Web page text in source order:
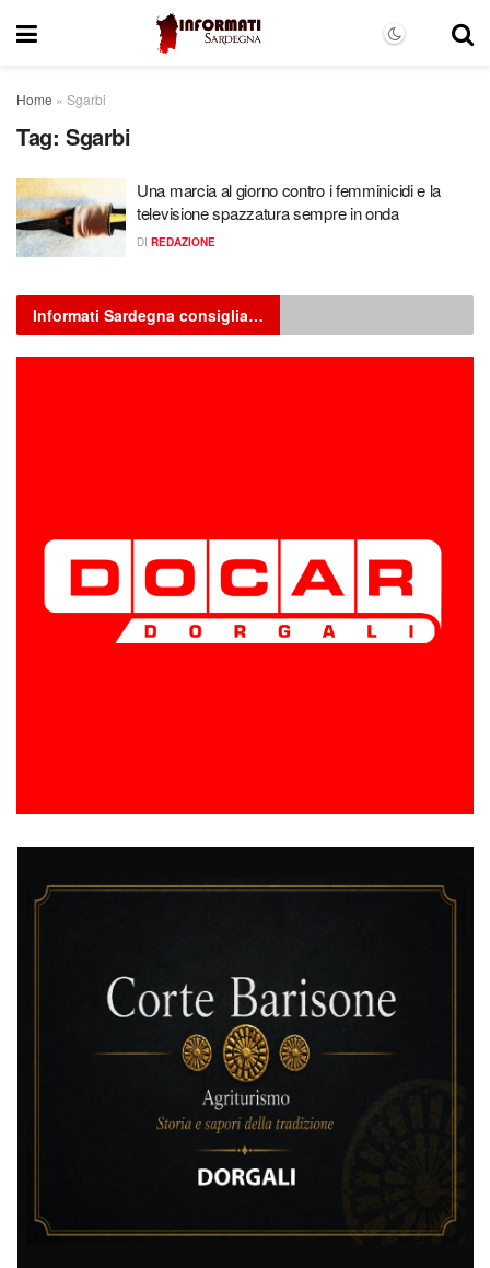
Home » Sgarbi
Tag: Sgarbi
Una marcia al giorno contro i femminicidi e la
televisione spazzatura sempre in onda
DI REDAZIONE
Informati Sardegna consiglia…